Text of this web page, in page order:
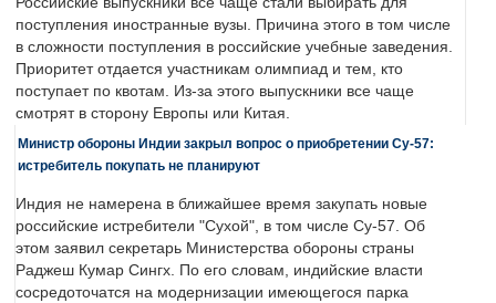
поступления иностранные вузы. Причина этого в том числе
в сложности поступления в российские учебные заведения.
Приоритет отдается участникам олимпиад и тем, кто
поступает по квотам. Из-за этого выпускники все чаще
смотрят в сторону Европы или Китая.
Министр обороны Индии закрыл вопрос о приобретении Су-57:
истребитель покупать не планируют
Индия не намерена в ближайшее время закупать новые
российские истребители "Сухой", в том числе Су-57. Об
этом заявил секретарь Министерства обороны страны
Раджеш Кумар Сингх. По его словам, индийские власти
сосредоточатся на модернизации имеющегося парка